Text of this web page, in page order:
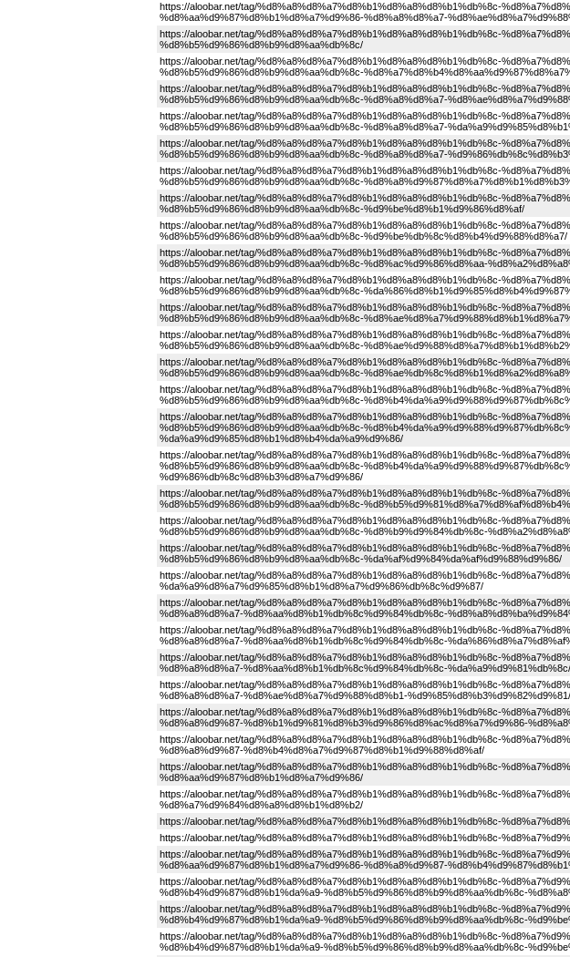
https://aloobar.net/tag/%d8%a8%d8%a7%d8%b1%d8%a8%d8%b1%db%8c-
%d8%aa%d9%87%d8%b1%d8%a7%d9%86-%d8%a8%d8%a7-
https://aloobar.net/tag/%d8%a8%d8%a7%d8%b1%d8%a8%d8%b1%db%8c-
%d8%b5%d9%86%d8%b9%d8%aa%db%8c/
https://aloobar.net/tag/%d8%a8%d8%a7%d8%b1%d8%a8%d8%b1%db%8c-
%d8%b5%d9%86%d8%b9%d8%aa%db%8c-
https://aloobar.net/tag/%d8%a8%d8%a7%d8%b1%d8%a8%d8%b1%db%8c-
%d8%b5%d9%86%d8%b9%d8%aa%db%8c-%d8%a8%d8%a7-
https://aloobar.net/tag/%d8%a8%d8%a7%d8%b1%d8%a8%d8%b1%db%8c-
%d8%b5%d9%86%d8%b9%d8%aa%db%8c-%d8%a8%d8%a7-
https://aloobar.net/tag/%d8%a8%d8%a7%d8%b1%d8%a8%d8%b1%db%8c-
%d8%b5%d9%86%d8%b9%d8%aa%db%8c-%d8%a8%d8%a7-
https://aloobar.net/tag/%d8%a8%d8%a7%d8%b1%d8%a8%d8%b1%db%8c-
%d8%b5%d9%86%d8%b9%d8%aa%db%8c-
https://aloobar.net/tag/%d8%a8%d8%a7%d8%b1%d8%a8%d8%b1%db%8c-
%d8%b5%d9%86%d8%b9%d8%aa%db%8c-%d9%be%d8%b1%d9%86%d8%af/
https://aloobar.net/tag/%d8%a8%d8%a7%d8%b1%d8%a8%d8%b1%db%8c-
%d8%b5%d9%86%d8%b9%d8%aa%db%8c-%d9%be%db%8c%d8%b4%d9%88%d8%a7/
https://aloobar.net/tag/%d8%a8%d8%a7%d8%b1%d8%a8%d8%b1%db%8c-
%d8%b5%d9%86%d8%b9%d8%aa%db%8c-%d8%ac%d9%86%d8%aa-
https://aloobar.net/tag/%d8%a8%d8%a7%d8%b1%d8%a8%d8%b1%db%8c-
%d8%b5%d9%86%d8%b9%d8%aa%db%8c-
https://aloobar.net/tag/%d8%a8%d8%a7%d8%b1%d8%a8%d8%b1%db%8c-
%d8%b5%d9%86%d8%b9%d8%aa%db%8c-
https://aloobar.net/tag/%d8%a8%d8%a7%d8%b1%d8%a8%d8%b1%db%8c-
%d8%b5%d9%86%d8%b9%d8%aa%db%8c-
https://aloobar.net/tag/%d8%a8%d8%a7%d8%b1%d8%a8%d8%b1%db%8c-
%d8%b5%d9%86%d8%b9%d8%aa%db%8c-
https://aloobar.net/tag/%d8%a8%d8%a7%d8%b1%d8%a8%d8%b1%db%8c-
%d8%b5%d9%86%d8%b9%d8%aa%db%8c-
https://aloobar.net/tag/%d8%a8%d8%a7%d8%b1%d8%a8%d8%b1%db%8c-
%d8%b5%d9%86%d8%b9%d8%aa%db%8c-
%da%a9%d9%85%d8%b1%d8%b4%da%a9%d9%86/
https://aloobar.net/tag/%d8%a8%d8%a7%d8%b1%d8%a8%d8%b1%db%8c-
%d8%b5%d9%86%d8%b9%d8%aa%db%8c-
%d9%86%db%8c%d8%b3%d8%a7%d9%86/
https://aloobar.net/tag/%d8%a8%d8%a7%d8%b1%d8%a8%d8%b1%db%8c-
%d8%b5%d9%86%d8%b9%d8%aa%db%8c-
https://aloobar.net/tag/%d8%a8%d8%a7%d8%b1%d8%a8%d8%b1%db%8c-
%d8%b5%d9%86%d8%b9%d8%aa%db%8c-%d8%b9%d9%84%db%8c-
https://aloobar.net/tag/%d8%a8%d8%a7%d8%b1%d8%a8%d8%b1%db%8c-
%d8%b5%d9%86%d8%b9%d8%aa%db%8c-%da%af%d9%84%da%af%d9%88%d9%86/
https://aloobar.net/tag/%d8%a8%d8%a7%d8%b1%d8%a8%d8%b1%db%8c-
%da%a9%d8%a7%d9%85%d8%b1%d8%a7%d9%86%db%8c%d9%87/
https://aloobar.net/tag/%d8%a8%d8%a7%d8%b1%d8%a8%d8%b1%db%8c-
%d8%a8%d8%a7-%d8%aa%d8%b1%db%8c%d9%84%db%8c-
https://aloobar.net/tag/%d8%a8%d8%a7%d8%b1%d8%a8%d8%b1%db%8c-
%d8%a8%d8%a7-%d8%aa%d8%b1%db%8c%d9%84%db%8c-
https://aloobar.net/tag/%d8%a8%d8%a7%d8%b1%d8%a8%d8%b1%db%8c-
%d8%a8%d8%a7-%d8%aa%d8%b1%db%8c%d9%84%db%8c-%da%a9%d9%81%db%8c/
https://aloobar.net/tag/%d8%a8%d8%a7%d8%b1%d8%a8%d8%b1%db%8c-
%d8%a8%d8%a7-%d8%ae%d8%a7%d9%88%d8%b1-%d9%85%d8%b3%d9%82%d9%81/
https://aloobar.net/tag/%d8%a8%d8%a7%d8%b1%d8%a8%d8%b1%db%8c-
%d8%a8%d9%87-%d8%b1%d9%81%d8%b3%d9%86%d8%ac%d8%a7%d9%86-
https://aloobar.net/tag/%d8%a8%d8%a7%d8%b1%d8%a8%d8%b1%db%8c-
%d8%a8%d9%87-%d8%b4%d8%a7%d9%87%d8%b1%d9%88%d8%af/
https://aloobar.net/tag/%d8%a8%d8%a7%d8%b1%d8%a8%d8%b1%db%8c-
%d8%aa%d9%87%d8%b1%d8%a7%d9%86/
https://aloobar.net/tag/%d8%a8%d8%a7%d8%b1%d8%a8%d8%b1%db%8c-
%d8%a7%d9%84%d8%a8%d8%b1%d8%b2/
https://aloobar.net/tag/%d8%a8%d8%a7%d8%b1%d8%a8%d8%b1%db%8c-
https://aloobar.net/tag/%d8%a8%d8%a7%d8%b1%d8%a8%d8%b1%db%8c-
https://aloobar.net/tag/%d8%a8%d8%a7%d8%b1%d8%a8%d8%b1%db%8c-
%d8%aa%d9%87%d8%b1%d8%a7%d9%86-%d8%a8%d9%87-
https://aloobar.net/tag/%d8%a8%d8%a7%d8%b1%d8%a8%d8%b1%db%8c-
%d8%b4%d9%87%d8%b1%da%a9-%d8%b5%d9%86%d8%b9%d8%aa%db%8c-
https://aloobar.net/tag/%d8%a8%d8%a7%d8%b1%d8%a8%d8%b1%db%8c-
%d8%b4%d9%87%d8%b1%da%a9-%d8%b5%d9%86%d8%b9%d8%aa%db%8c-
https://aloobar.net/tag/%d8%a8%d8%a7%d8%b1%d8%a8%d8%b1%db%8c-
%d8%b4%d9%87%d8%b1%da%a9-%d8%b5%d9%86%d8%b9%d8%aa%db%8c-